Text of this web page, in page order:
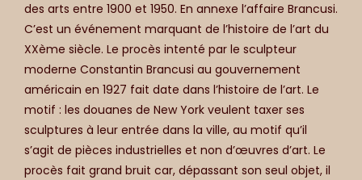
des arts entre 1900 et 1950. En annexe l’affaire Brancusi.
C’est un événement marquant de l’histoire de l’art du
XXème siècle. Le procès intenté par le sculpteur
moderne Constantin Brancusi au gouvernement
américain en 1927 fait date dans l’histoire de l’art. Le
motif : les douanes de New York veulent taxer ses
sculptures à leur entrée dans la ville, au motif qu’il
s’agit de pièces industrielles et non d’œuvres d’art. Le
procès fait grand bruit car, dépassant son seul objet, il